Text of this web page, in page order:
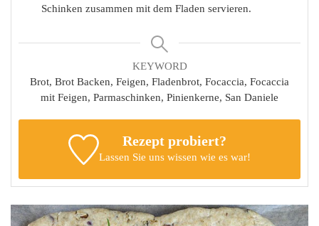
Schinken zusammen mit dem Fladen servieren.
KEYWORD
Brot, Brot Backen, Feigen, Fladenbrot, Focaccia, Focaccia
mit Feigen, Parmaschinken, Pinienkerne, San Daniele
Rezept probiert?
Lassen Sie uns wissen wie es war!